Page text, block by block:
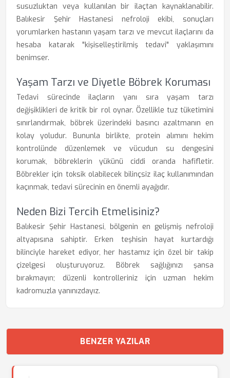
susuzluktan veya kullanılan bir ilaçtan kaynaklanabilir.
Balıkesir Şehir Hastanesi nefroloji ekibi, sonuçları
yorumlarken hastanın yaşam tarzı ve mevcut ilaçlarını da
hesaba katarak "kişiselleştirilmiş tedavi" yaklaşımını
benimser.
Yaşam Tarzı ve Diyetle Böbrek Koruması
Tedavi sürecinde ilaçların yanı sıra yaşam tarzı
değişiklikleri de kritik bir rol oynar. Özellikle tuz tüketimini
sınırlandırmak, böbrek üzerindeki basıncı azaltmanın en
kolay yoludur. Bununla birlikte, protein alımını hekim
kontrolünde düzenlemek ve vücudun su dengesini
korumak, böbreklerin yükünü ciddi oranda hafifletir.
Böbrekler için toksik olabilecek bilinçsiz ilaç kullanımından
kaçınmak, tedavi sürecinin en önemli ayağıdır.
Neden Bizi Tercih Etmelisiniz?
Balıkesir Şehir Hastanesi, bölgenin en gelişmiş nefroloji
altyapısına sahiptir. Erken teşhisin hayat kurtardığı
bilinciyle hareket ediyor, her hastamız için özel bir takip
çizelgesi oluşturuyoruz. Böbrek sağlığınızı şansa
bırakmayın; düzenli kontrolleriniz için uzman hekim
kadromuzla yanınızdayız.
BENZER YAZILAR